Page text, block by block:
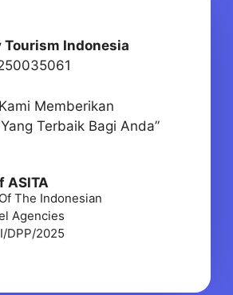
Tourism Indonesia
Memberikan
Terbaik Bagi Anda”
ASITA
The Indonesian
Agencies
DPP/2025